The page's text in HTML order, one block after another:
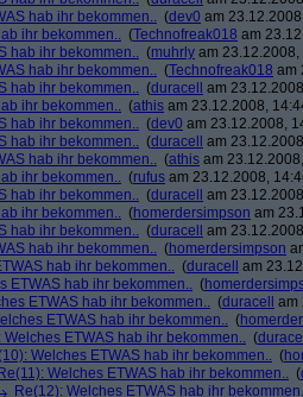
hab ihr bekommen.. (dev0 am
ihr bekommen.. (Technofreak018 am
hab ihr bekommen.. (muhrly am
hab ihr bekommen.. (Technofreak018 am
hab ihr bekommen.. (duracell
am
ihr bekommen.. (athis am 23.12.2008,
hab ihr bekommen.. (dev0 am 23.12.2008,
hab ihr bekommen.. (duracell
am
hab ihr bekommen.. (athis am
ihr bekommen.. (rufus am 23.12.2008,
hab ihr bekommen.. (duracell
am
ihr bekommen.. (homerdersimpson am
hab ihr bekommen.. (duracell
am
hab ihr bekommen.. (homerdersimpson
hab ihr bekommen.. (duracell
am
ETWAS hab ihr bekommen.. (
ETWAS hab ihr bekommen.. (duracell
am
ETWAS hab ihr bekommen.. (
Welches ETWAS hab ihr bekommen.. (
Welches ETWAS hab ihr bekommen.. (
Re(11): Welches ETWAS hab ihr bekommen.. (
Re(12): Welches ETWAS hab ihr